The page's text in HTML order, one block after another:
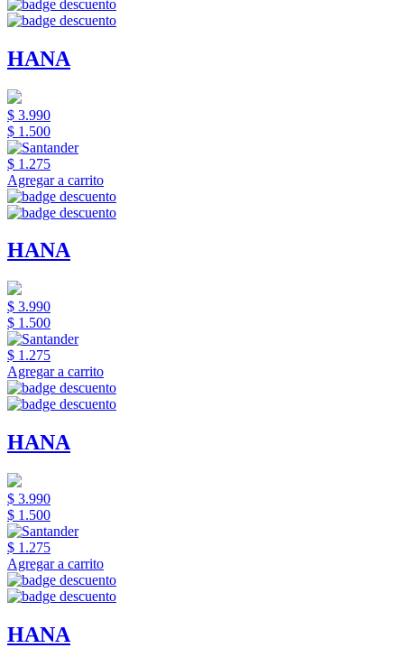
HANA
$ 3.990
$ 1.500
$ 1.275
Agregar a carrito
HANA
$ 3.990
$ 1.500
$ 1.275
Agregar a carrito
HANA
$ 3.990
$ 1.500
$ 1.275
Agregar a carrito
HANA